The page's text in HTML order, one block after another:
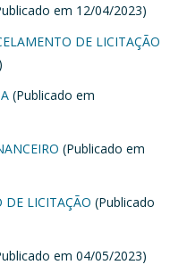
em 12/04/2023)
DE LICITAÇÃO
(Publicado em
(Publicado em
DE LICITAÇÃO (Publicado
em 04/05/2023)